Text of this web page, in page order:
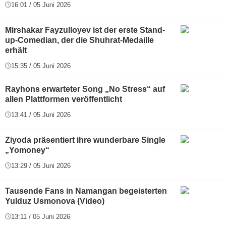
16:01 / 05 Juni 2026
Mirshakar Fayzulloyev ist der erste Stand-
up-Comedian, der die Shuhrat-Medaille
erhält
15:35 / 05 Juni 2026
Rayhons erwarteter Song „No Stress“ auf
allen Plattformen veröffentlicht
13:41 / 05 Juni 2026
Ziyoda präsentiert ihre wunderbare Single
„Yomoney“
13:29 / 05 Juni 2026
Tausende Fans in Namangan begeisterten
Yulduz Usmonova (Video)
13:11 / 05 Juni 2026